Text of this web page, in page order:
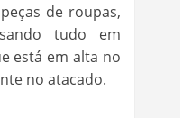
de roupas,
tudo em
está em alta no
no atacado.